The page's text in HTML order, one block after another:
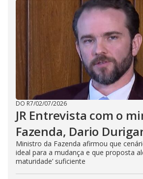
DO R7/02/07/2026
JR Entrevista com o
Fazenda, Dario
Ministro da Fazenda afirmou que
ideal para a mudança e que proposta
maturidade’ suficiente